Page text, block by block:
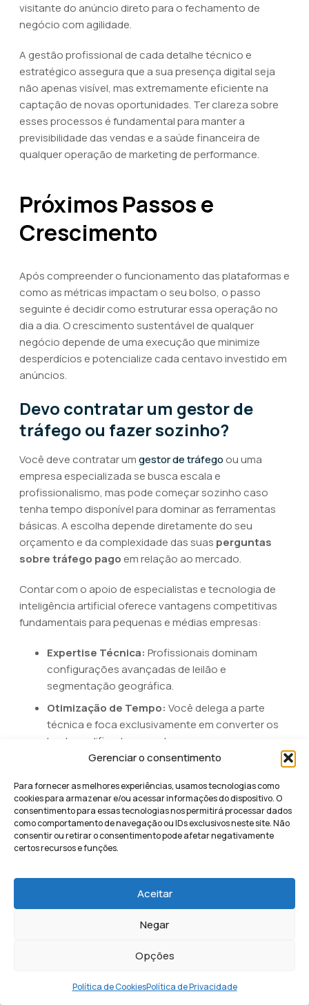
Gerenciar o consentimento
Para fornecer as melhores experiências, usamos tecnologias como
cookies para armazenar e/ou acessar informações do dispositivo. O
consentimento para essas tecnologias nos permitirá processar dados
como comportamento de navegação ou IDs exclusivos neste site. Não
consentir ou retirar o consentimento pode afetar negativamente
certos recursos e funções.
Aceitar
Negar
Opções
Política de CookiesPolítica de Privacidade
visitante do anúncio direto para o fechamento de
negócio com agilidade.
A gestão profissional de cada detalhe técnico e
estratégico assegura que a sua presença digital seja
não apenas visível, mas extremamente eficiente na
captação de novas oportunidades. Ter clareza sobre
esses processos é fundamental para manter a
previsibilidade das vendas e a saúde financeira de
qualquer operação de marketing de performance.
Próximos Passos e
Crescimento
Após compreender o funcionamento das plataformas e
como as métricas impactam o seu bolso, o passo
seguinte é decidir como estruturar essa operação no
dia a dia. O crescimento sustentável de qualquer
negócio depende de uma execução que minimize
desperdícios e potencialize cada centavo investido em
anúncios.
Devo contratar um gestor de
tráfego ou fazer sozinho?
Você deve contratar umgestor de tráfego ou uma
empresa especializada se busca escala e
profissionalismo, mas pode começar sozinho caso
tenha tempo disponível para dominar as ferramentas
básicas. A escolha depende diretamente do seu
orçamento e da complexidade das suas perguntas
sobre tráfego pago em relação ao mercado.
Contar com o apoio de especialistas e tecnologia de
inteligência artificial oferece vantagens competitivas
fundamentais para pequenas e médias empresas:
Expertise Técnica: Profissionais dominam
configurações avançadas de leilão e
segmentação geográfica.
Otimização de Tempo: Você delega a parte
técnica e foca exclusivamente em converter os
leads qualificados que chegam.
Melhor ROI:O uso de tecnologia própria para
otimizar campanhas geralmente reduz o custo
por lead de forma drástica.
Como manter minhas
campanhas atualizadas?
Para manter suas campanhas atualizadas, é
necessário realizar um monitoramento semanal de
desempenho e implementar testes A/B frequentes nos
seus anúncios. O comportamento do consumidor
bem hoje podem sofrer fadiga e perder eficiência em
pouco tempo.